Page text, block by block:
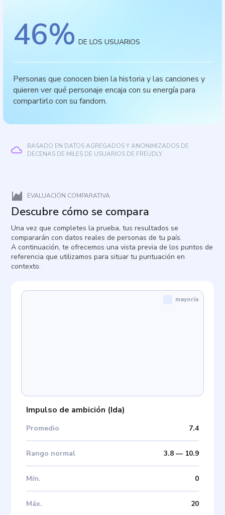
46% DE LOS USUARIOS
Personas que conocen bien la historia y las canciones y
quieren ver qué personaje encaja con su energía para
compartirlo con su fandom.
BASADO EN DATOS AGREGADOS Y ANONIMIZADOS DE
DECENAS DE MILES DE USUARIOS DE FREUDLY.
EVALUACIÓN COMPARATIVA
Descubre cómo se compara
Una vez que completes la prueba, tus resultados se
compararán con datos reales de personas de tu país.
A continuación, te ofrecemos una vista previa de los puntos de
referencia que utilizamos para situar tu puntuación en
contexto.
Impulso de ambición (Ida)
Promedio 7.4
Rango normal 3.8— 10.9
Mín. 0
Máx. 20
mayoría